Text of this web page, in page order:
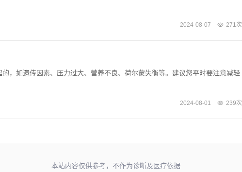
2024-08-07 271次
，如遗传因素、压力过大、营养不良、荷尔蒙失衡等。建议您平时要注意减轻
2024-08-01 239次
本站内容仅供参考，不作为诊断及医疗依据